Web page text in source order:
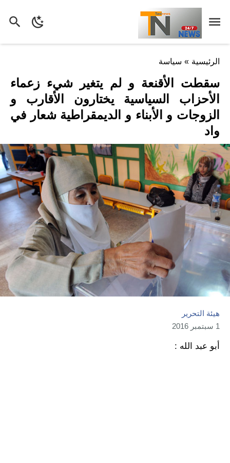
الرئيسية » سياسة
سقطت الأقنعة و لم يتغير شيء زعماء
الأحزاب السياسية يختارون الأقارب و
الزوجات و الأبناء و الديمقراطية شعار في
واد
هيئة التحرير
1 سبتمبر 2016
أبو عبد الله :